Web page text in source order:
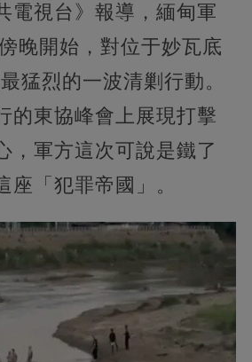
電視台》報導，緬甸軍
晚開始，對位于妙瓦底
猛烈的一波清剿行動。
的東協峰會上展現打擊
，軍方這次可說是鐵了
座「犯罪帝國」。